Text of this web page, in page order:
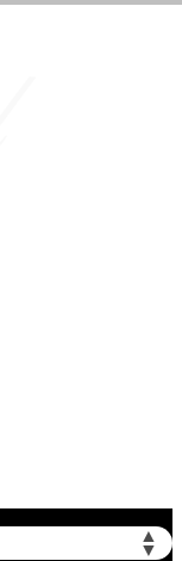
▲
▼
北京市东城区东长安街1号东方广场写字楼W3座6层602室（需提前预约）